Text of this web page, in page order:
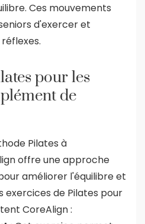
Ces mouvements
d'exercer et
pour les
de
Pilates à
offre une approche
améliorer l'équilibre et
exercices de Pilates pour
CoreAlign :